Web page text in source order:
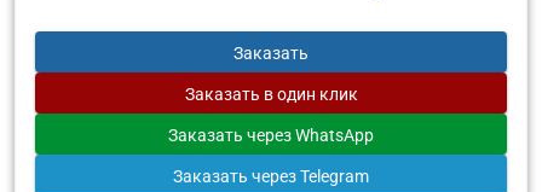
Заказать
Заказать в один клик
Заказать через WhatsApp
Заказать через Telegram